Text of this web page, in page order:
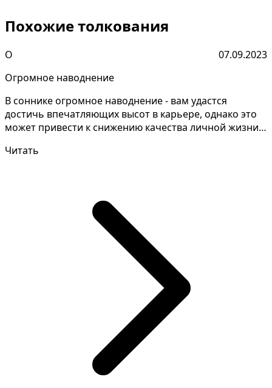
Похожие толкования
О
07.09.2023
Огромное наводнение
В соннике огромное наводнение - вам удастся
достичь впечатляющих высот в карьере, однако это
может привести к снижению качества личной жизни и
Читать